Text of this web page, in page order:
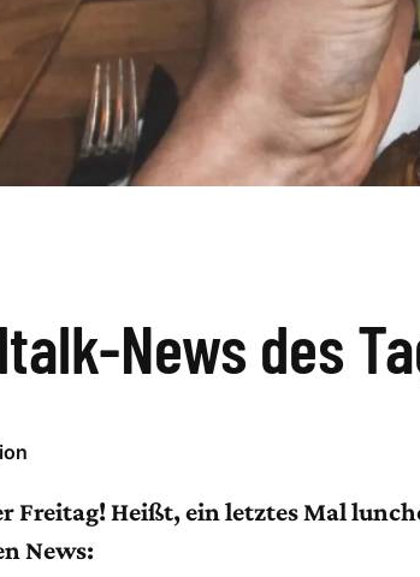
News des
Freitag! Heißt, ein letztes Mal
News: